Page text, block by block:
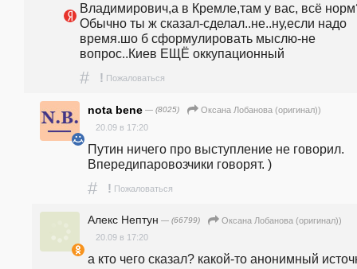
Владимирович,а в Кремле,там у вас, всё
Обычно ты ж сказал-сделал..не..ну,если надо
время.шо б сформулировать мыслю-не
вопрос..Киев ЕЩЁ оккупационный
# ! Пожаловаться
nota bene — (8025)
Оксана Лобанова (оригинал))
20.09 в 17:20
Путин ничего про выступление не говорил.
Впередипаровозчики говорят. )
# ! Пожаловаться
Алекс Нептун — (66799)
Оксана Лобанова (оригинал))
20.09 в 17:20
а кто чего сказал? какой-то анонимный